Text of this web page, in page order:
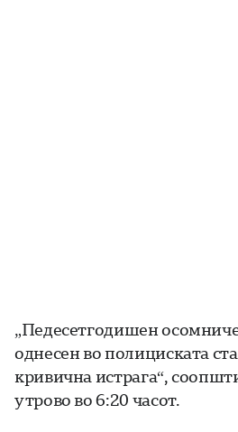
„Педесетгодишен
однесен во полициската
кривична истрага“,
утрово во 6:20 часот.